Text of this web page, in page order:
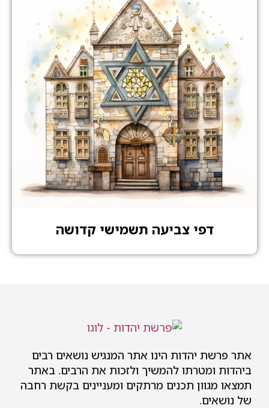
דפי צביעה תשמישי קדושה
אתר פרשת יהדות הינו אתר המנגיש נושאים רבים
ביהדות ומטרתו להמשיך ולזכות את הרבים. באתר
תמצאו מגוון תכנים מרתקים ומעניינים בקשת רחבה
של נושאים.